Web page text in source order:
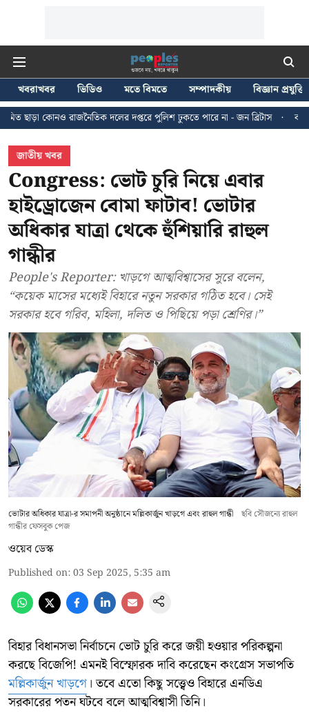
খবরাখবর ভিডিও মতে বিমতে সম্পাদকীয়
বিজ্ঞান প্রযুক্তি
দলের দপ্তরে পুলিশ ঢুকতে পারে না - জন ব্রিটাস
কলকাতায় ২৪ জুলাইয়ের
জাতীয় খবর
Congress: ভোট চুরি নিয়ে এবার
হাইড্রোজেন বোমা ফাটাব! ভোটার
অধিকার যাত্রা থেকে হুঁশিয়ারি রাহুল
গান্ধীর
People's Reporter: খাড়গে আত্মবিশ্বাসের সুরে বলেন,
“কয়েক মাসের মধ্যেই বিহারে নতুন সরকার গঠিত হবে। সেই
সরকার হবে গরিব, মহিলা, দলিত ও পিছিয়ে পড়া শ্রেণির।”
ভোটার অধিকার যাত্রা-র সমাপনী অনুষ্ঠানে মল্লিকার্জুন খাড়গে এবং রাহুল গান্ধী
ছবি সৌজন্যে রাহুল
গান্ধীর ফেসবুক পেজ
ওয়েব ডেস্ক
Published on:03 Sep 2025, 5:35 am
বিহার বিধানসভা নির্বাচনে ভোট চুরি করে জয়ী হওয়ার পরিকল্পনা
করছে বিজেপি! এমনই বিস্ফোরক দাবি করেছেন কংগ্রেস সভাপতি
মল্লিকার্জুন খাড়গে। তবে এতো কিছু সত্ত্বেও বিহারে এনডিএ
সরকারের পতন ঘটবে বলে আত্মবিশ্বাসী তিনি।